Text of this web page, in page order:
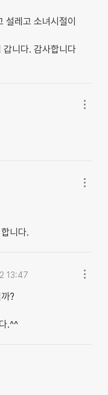
설레고 소녀시절이
갑니다. 감사합니다
니다.
13:47
?
.^^